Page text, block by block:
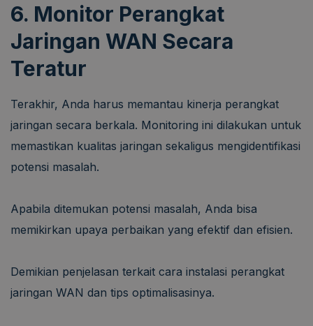
6. Monitor Perangkat
Jaringan WAN Secara
Teratur
Terakhir, Anda harus memantau kinerja perangkat
jaringan secara berkala. Monitoring ini dilakukan untuk
memastikan kualitas jaringan sekaligus mengidentifikasi
potensi masalah.
Apabila ditemukan potensi masalah, Anda bisa
memikirkan upaya perbaikan yang efektif dan efisien.
Demikian penjelasan terkait cara instalasi perangkat
jaringan WAN dan tips optimalisasinya.